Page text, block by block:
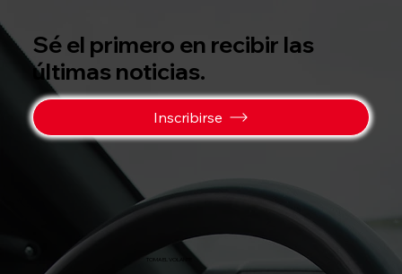
Sé el primero en recibir las
últimas noticias.
Inscribirse
TOMA EL VOLANTE